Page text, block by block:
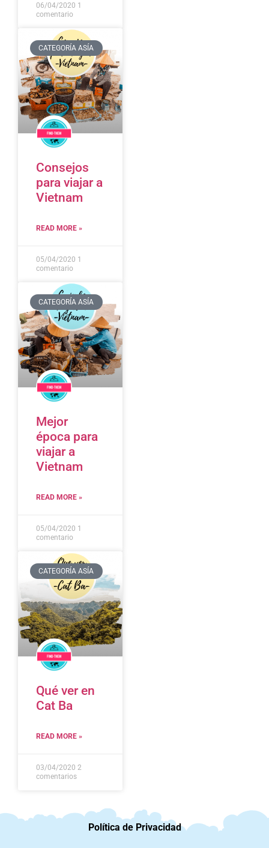
06/04/2020 1
comentario
CATEGORÍA ASÍA
Consejos
para viajar a
Vietnam
READ MORE »
05/04/2020 1
comentario
CATEGORÍA ASÍA
Mejor
época para
viajar a
Vietnam
READ MORE »
05/04/2020 1
comentario
CATEGORÍA ASÍA
Qué ver en
Cat Ba
READ MORE »
03/04/2020 2
comentarios
Política de Privacidad